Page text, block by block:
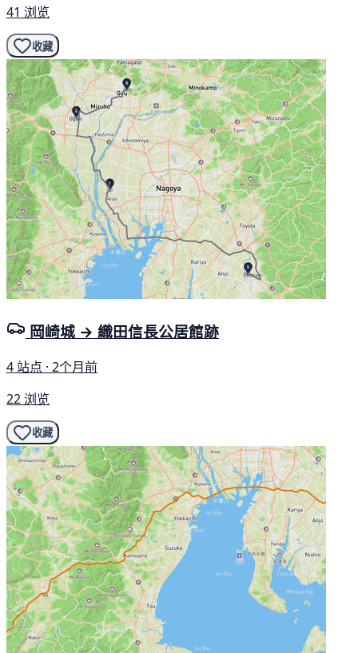
41 浏览
收藏
岡崎城 → 織田信長公居館跡
4 站点 · 2个月前
22 浏览
收藏